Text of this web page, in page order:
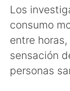
Los
consumo
entre
sensación
personas